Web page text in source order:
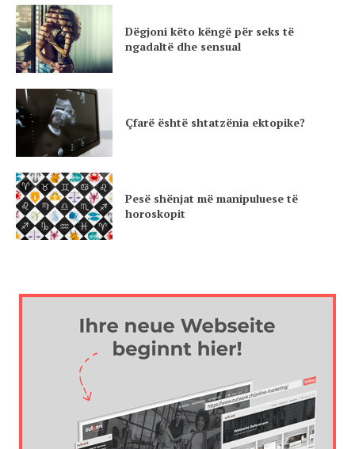
Dëgjoni këto këngë për seks të
ngadaltë dhe sensual
Çfarë është shtatzënia ektopike?
Pesë shënjat më manipuluese të
horoskopit